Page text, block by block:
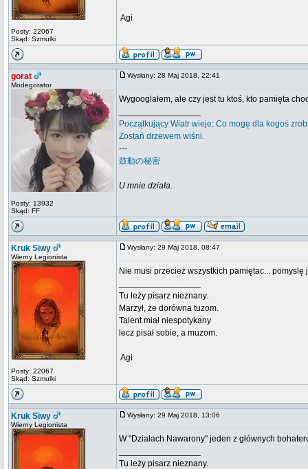
Posty: 22067
Skąd: Szmulki
 Agi
gorat
Modegorator
Posty: 13932
Skąd: FF
Wysłany: 28 Maj 2018, 22:41
Wygooglałem, ale czy jest tu ktoś, kto pamięta
Początkujący Wiatr wieje: Co mogę dla kogoś
Zostań drzewem wiśni.
---
鼓動の秘密
U mnie działa.
Kruk Siwy
Wierny Legionista
Posty: 22067
Skąd: Szmulki
Wysłany: 29 Maj 2018, 08:47
Nie musi przecież wszystkich pamiętac...
Tu leży pisarz nieznany.
Marzył, że dorówna tuzom.
Talent miał niespotykany
lecz pisał sobie, a muzom.
 Agi
Kruk Siwy
Wierny Legionista
Wysłany: 29 Maj 2018, 13:06
W "Działach Nawarony" jeden z głównych
Tu leży pisarz nieznany.